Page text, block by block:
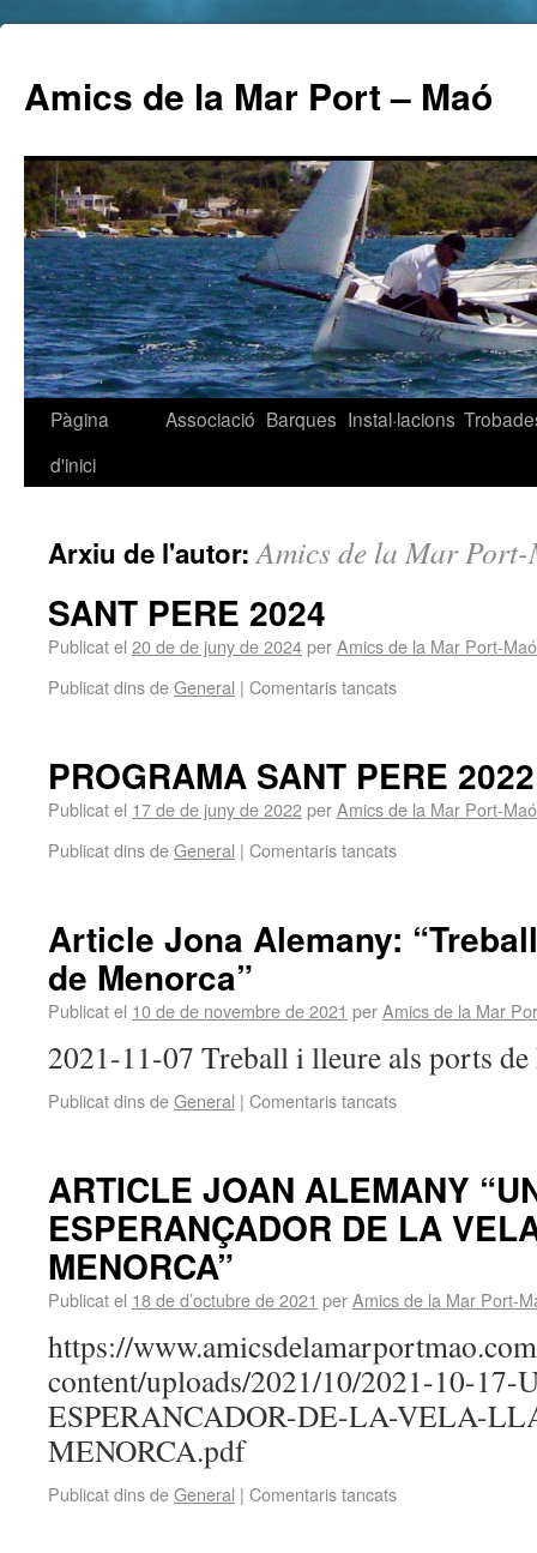
Amics de la Mar Port – Maó
Pàgina
d'inici
Associació Barques Instal·lacions
Arxiu de l'autor:Amics de la Mar
SANT PERE 2024
Publicat el 20 de de juny de 2024perAmics de la Mar Port-Maó
Publicat dins deGeneral | Comentaris tancats
PROGRAMA SANT PERE 2022
Publicat el 17 de de juny de 2022perAmics de la Mar Port-Maó
Publicat dins deGeneral | Comentaris tancats
Article Jona Alemany:
de Menorca”
Publicat el 10 de de novembre de 2021 perAmics de la Mar
2021-11-07 Treball i lleure als ports
Publicat dins deGeneral | Comentaris tancats
ARTICLE JOAN ALEMANY
ESPERANÇADOR DE LA
MENORCA”
Publicat el 18 de d’octubre de 2021 perAmics de la Mar Port-
https://
content/uploads/2021/10/2021-10-17-
ESPERANCADOR-DE-LA-VELA-
MENORCA.pdf
Publicat dins deGeneral | Comentaris tancats